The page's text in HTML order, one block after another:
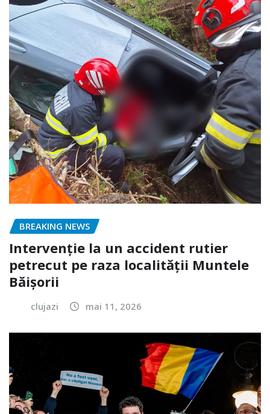
BREAKING NEWS
Intervenție la un accident rutier
petrecut pe raza localității Muntele
Băișorii
clujazi mai 11, 2026